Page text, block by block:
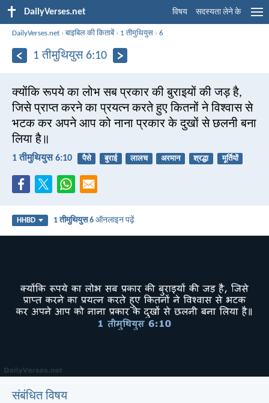
DailyVerses.net विषय सदस्यता लेने के
DailyVerses.net ›बाइबिल की किताबें› 1 तीमुथियुस ›6
1 तीमुथियुस 6:10
क्योंकि रूपये का लोभ सब प्रकार की बुराइयों की जड़ है,
जिसे प्राप्त करने का प्रयत्न करते हुए कितनों ने विश्वास से
भटक कर अपने आप को नाना प्रकार के दुखों से छलनी बना
लिया है॥
1 तीमुथियुस 6:10 पैसे बुराई लालच अरमान श्रद्धा मूर्तियों
HHBD 1 तीमुथियुस 6 ऑनलाइन पढ़ें
संबंधित विषय